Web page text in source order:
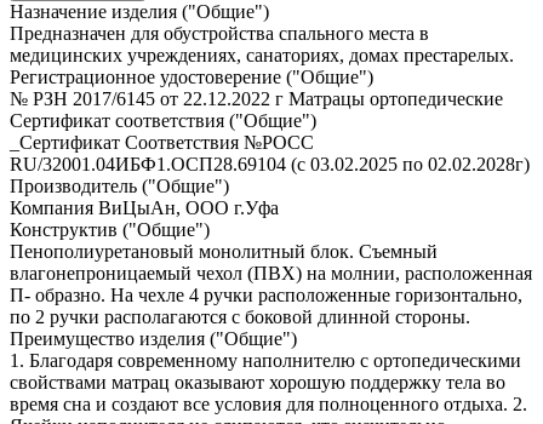
Назначение изделия ("Общие")
Предназначен для обустройства спального места в
медицинских учреждениях, санаториях, домах престарелых.
Регистрационное удостоверение ("Общие")
№ РЗН 2017/6145 от 22.12.2022 г Матрацы ортопедические
Сертификат соответствия ("Общие")
_Сертификат Соответствия №РОСС
RU/32001.04ИБФ1.ОСП28.69104 (с 03.02.2025 по 02.02.2028г)
Производитель ("Общие")
Компания ВиЦыАн, ООО г.Уфа
Конструктив ("Общие")
Пенополиуретановый монолитный блок. Съемный
влагонепроницаемый чехол (ПВХ) на молнии, расположенная
П- образно. На чехле 4 ручки расположенные горизонтально,
по 2 ручки располагаются с боковой длинной стороны.
Преимущество изделия ("Общие")
1. Благодаря современному наполнителю с ортопедическими
свойствами матрац оказывают хорошую поддержку тела во
время сна и создают все условия для полноценного отдыха. 2.